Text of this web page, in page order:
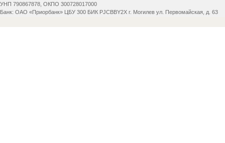
УНП 790867878, ОКПО 300728017000
Банк: ОАО «Приорбанк» ЦБУ 300 БИК PJCBBY2X г. Могилев ул. Первомайская, д. 63